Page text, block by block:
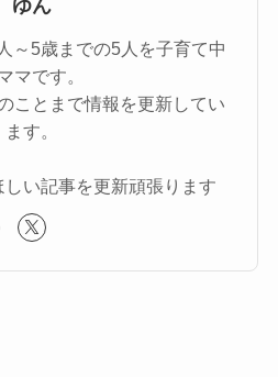
ゆん
～5歳までの5人を子育て中
マです。
ことまで情報を更新してい
ます。
い記事を更新頑張ります